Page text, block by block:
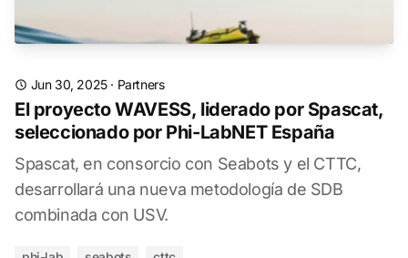
Jun 30, 2025· Partners
El proyecto WAVESS, liderado por Spascat,
seleccionado por Phi-LabNET España
Spascat, en consorcio con Seabots y el CTTC,
desarrollará una nueva metodología de SDB
combinada con USV.